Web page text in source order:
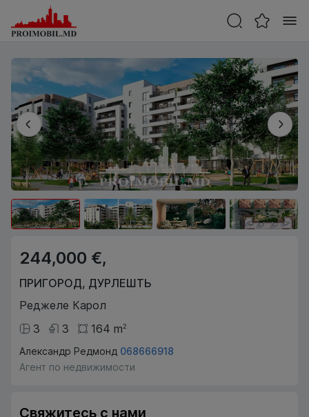
244,000 €,
ПРИГОРОД, ДУРЛЕШТЬ
Реджеле Карол
3
3 164 m2
Александр Редмонд 068666918
Агент по недвижимости
Свяжитесь с нами